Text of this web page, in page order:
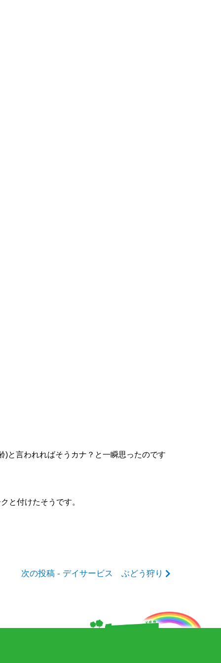
と言われればそうカナ？と一瞬思ったのです
と付けたそうです。
次の投稿 - デイサービス ぶどう狩り